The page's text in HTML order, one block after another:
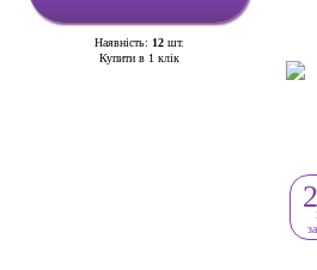
Наявність: 12шт.
Купити в 1 клік